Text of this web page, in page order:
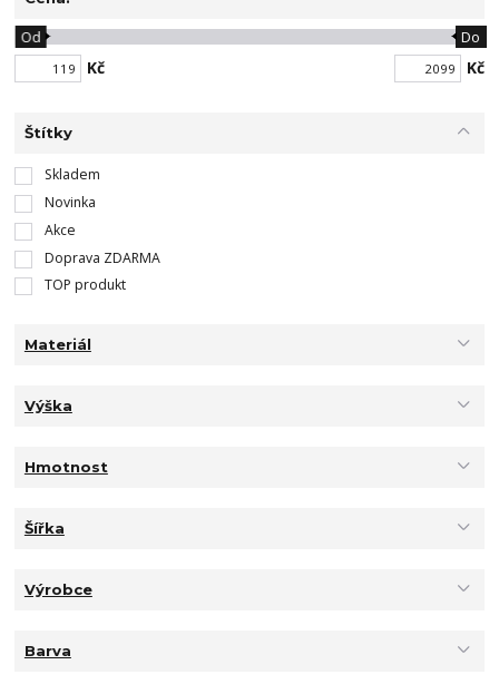
Kč
Od Do
Kč
Štítky
Skladem
Novinka
Akce
Doprava ZDARMA
TOP produkt
Materiál
Výška
Hmotnost
Šířka
Výrobce
Barva